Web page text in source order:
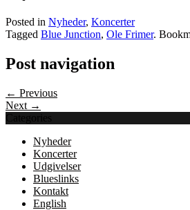
Posted in Nyheder, Koncerter
Tagged Blue Junction, Ole Frimer.
Post navigation
← Previous
Next →
Categories
Nyheder
Koncerter
Udgivelser
Blueslinks
Kontakt
English